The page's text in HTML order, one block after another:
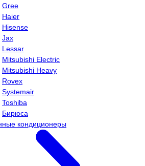
Gree
Haier
Hisense
Jax
Lessar
Mitsubishi Electric
Mitsubishi Heavy
Rovex
Systemair
Toshiba
Бирюса
кондиционеры